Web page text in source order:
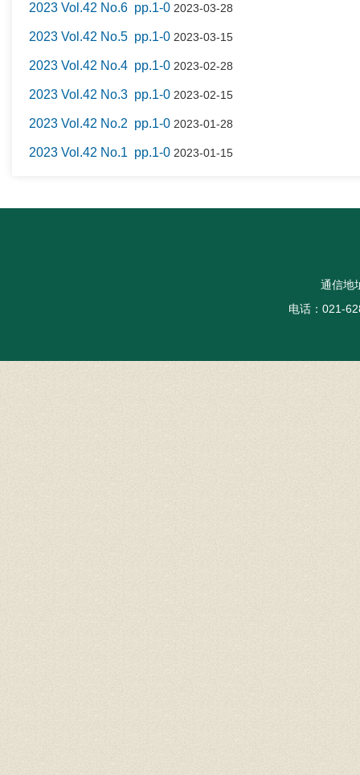
2023 Vol.42 No.6 pp.1-0 2023-03-28
2023 Vol.42 No.5 pp.1-0 2023-03-15
2023 Vol.42 No.4 pp.1-0 2023-02-28
2023 Vol.42 No.3 pp.1-0 2023-02-15
2023 Vol.42 No.2 pp.1-0 2023-01-28
2023 Vol.42 No.1 pp.1-0 2023-01-15
通信地
电话：021-